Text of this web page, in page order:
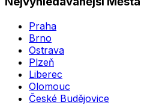
Praha
Brno
Ostrava
Plzeň
Liberec
Olomouc
České Budějovice